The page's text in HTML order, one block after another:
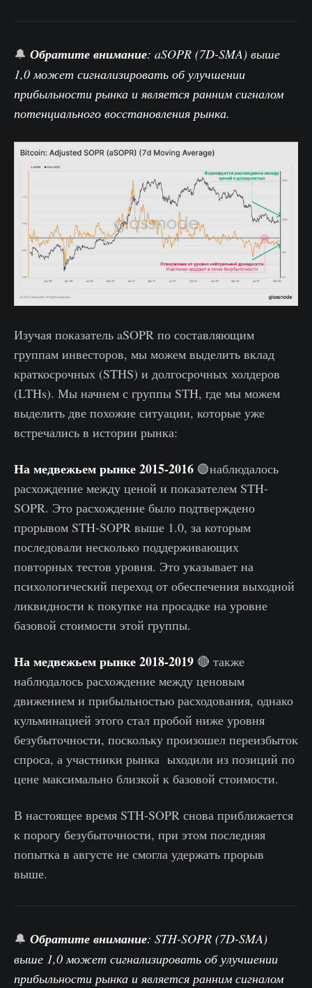
🔔 Обратите внимание: aSOPR (7D-SMA) выше
1,0 может сигнализировать об улучшении
прибыльности рынка и является ранним сигналом
потенциального восстановления рынка.
Изучая показатель aSOPR по составляющим
группам инвесторов, мы можем выделить вклад
краткосрочных (STHS) и долгосрочных холдеров
(LTHs). Мы начнем с группы STH, где мы можем
выделить две похожие ситуации, которые уже
встречались в истории рынка:
На медвежьем рынке 2015-2016 🟢наблюдалось
расхождение между ценой и показателем STH-
SOPR. Это расхождение было подтверждено
прорывом STH-SOPR выше 1.0, за которым
последовали несколько поддерживающих
повторных тестов уровня. Это указывает на
психологический переход от обеспечения выходной
ликвидности к покупке на просадке на уровне
базовой стоимости этой группы.
На медвежьем рынке 2018-2019 🔴 также
наблюдалось расхождение между ценовым
движением и прибыльностью расходования, однако
кульминацией этого стал пробой ниже уровня
безубыточности, поскольку произошел переизбыток
спроса, а участники рынка ыходили из позиций по
цене максимально близкой к базовой стоимости.
В настоящее время STH-SOPR снова приближается
к порогу безубыточности, при этом последняя
попытка в августе не смогла удержать прорыв
выше.
🔔 Обратите внимание: STH-SOPR (7D-SMA)
выше 1,0 может сигнализировать об улучшении
прибыльности рынка и является ранним сигналом